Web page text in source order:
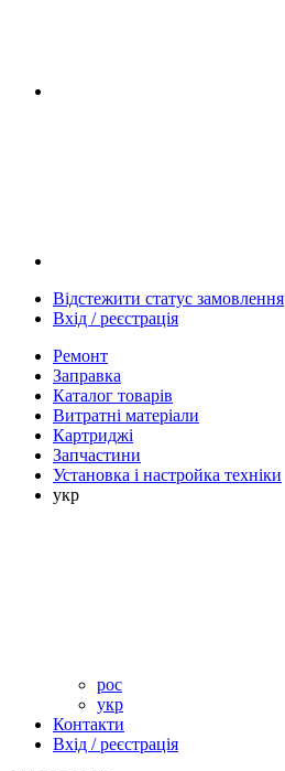
Відстежити статус замовлення
Вхід / реєстрація
Ремонт
Заправка
Каталог товарів
Витратні матеріали
Картриджі
Запчастини
Установка і настройка техніки
укр
рос
укр
Контакти
Вхід / реєстрація